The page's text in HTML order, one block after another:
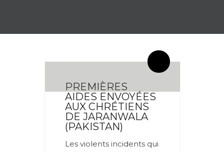
PREMIÈRES
AIDES ENVOYÉES
AUX CHRÉTIENS
DE JARANWALA
(PAKISTAN)
Les violents incidents qui